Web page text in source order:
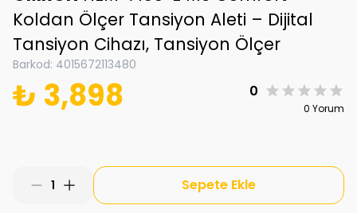
Koldan Ölçer Tansiyon Aleti – Dijital
Tansiyon Cihazı, Tansiyon Ölçer
Barkod: 4015672113480
₺ 3,898 0
0 Yorum
1 Sepete Ekle